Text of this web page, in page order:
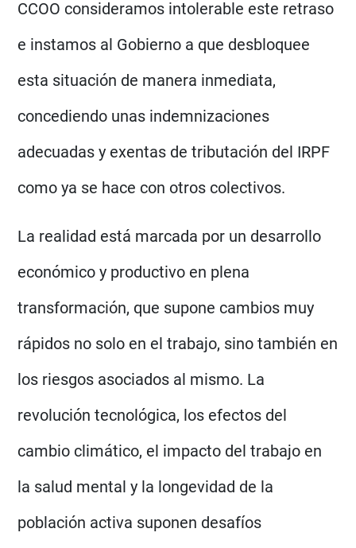
CCOO consideramos intolerable este retraso
e instamos al Gobierno a que desbloquee
esta situación de manera inmediata,
concediendo unas indemnizaciones
adecuadas y exentas de tributación del IRPF
como ya se hace con otros colectivos.
La realidad está marcada por un desarrollo
económico y productivo en plena
transformación, que supone cambios muy
rápidos no solo en el trabajo, sino también en
los riesgos asociados al mismo. La
revolución tecnológica, los efectos del
cambio climático, el impacto del trabajo en
la salud mental y la longevidad de la
población activa suponen desafíos